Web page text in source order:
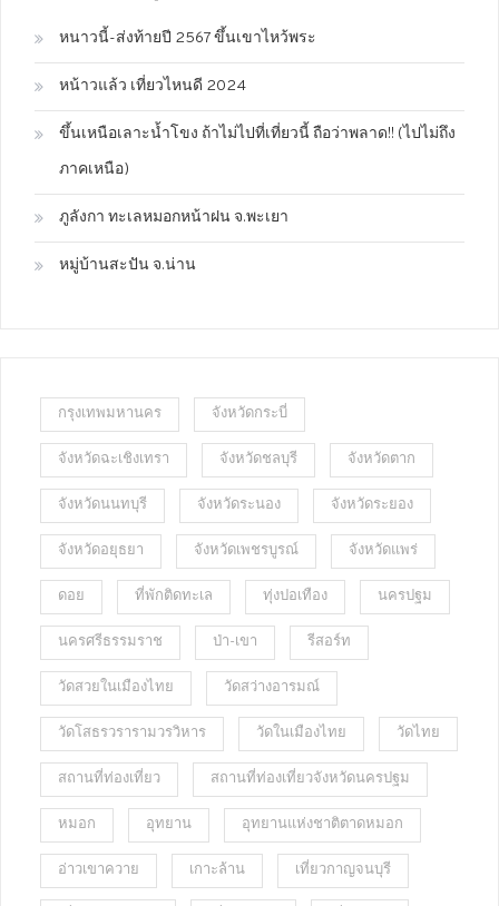
หนาวนี้-ส่งท้ายปี 2567 ขึ้นเขาไหว้พระ
หน้าวแล้ว เที่ยวไหนดี 2024
ขึ้นเหนือเลาะน้ำโขง ถ้าไม่ไปที่เที่ยวนี้ ถือว่าพลาด!! (ไปไม่ถึง
ภาคเหนือ)
ภูลังกา ทะเลหมอกหน้าฝน จ.พะเยา
หมู่บ้านสะปัน จ.น่าน
กรุงเทพมหานคร จังหวัดกระบี่
จังหวัดฉะเชิงเทรา จังหวัดชลบุรี จังหวัดตาก
จังหวัดนนทบุรี จังหวัดระนอง จังหวัดระยอง
จังหวัดอยุธยา จังหวัดเพชรบูรณ์ จังหวัดแพร่
ดอย ที่พักติดทะเล ทุ่งปอเทือง นครปฐม
นครศรีธรรมราช ป่า-เขา รีสอร์ท
วัดสวยในเมืองไทย วัดสว่างอารมณ์
วัดโสธรวรารามวรวิหาร วัดในเมืองไทย วัดไทย
สถานที่ท่องเที่ยว สถานที่ท่องเที่ยวจังหวัดนครปฐม
หมอก อุทยาน อุทยานแห่งชาติตาดหมอก
อ่าวเขาควาย เกาะล้าน เที่ยวกาญจนบุรี